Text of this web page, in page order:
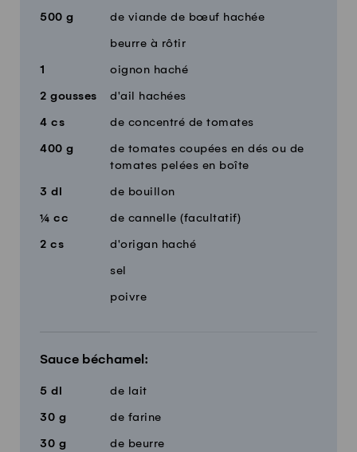
500 g de viande de bœuf hachée
beurre à rôtir
1 oignon haché
2 gousses d'ail hachées
4 cs de concentré de tomates
400 g
de tomates coupées en dés ou de
tomates pelées en boîte
3 dl de bouillon
¼ cc de cannelle (facultatif)
2 cs d'origan haché
sel
poivre
Sauce béchamel:
5 dl de lait
30 g de farine
30 g de beurre